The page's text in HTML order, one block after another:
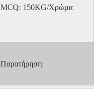
MCQ: 150KG/Χρώμα
Παρατήρηση: